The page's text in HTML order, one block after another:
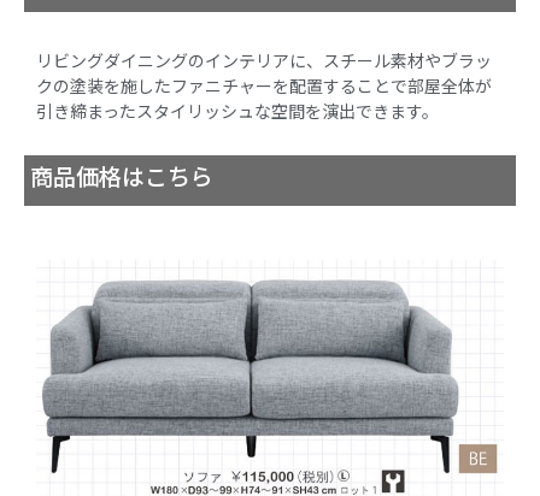
リビングダイニングのインテリアに、スチール素材やブラッ
クの塗装を施したファニチャーを配置することで部屋全体が
引き締まったスタイリッシュな空間を演出できます。
商品価格はこちら